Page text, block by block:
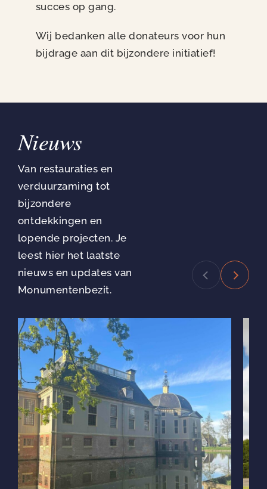
succes op gang.
Wij bedanken alle donateurs voor hun
bijdrage aan dit bijzondere initiatief!
Nieuws
Van restauraties en
verduurzaming tot
bijzondere
ontdekkingen en
lopende projecten. Je
leest hier het laatste
nieuws en updates van
Monumentenbezit.